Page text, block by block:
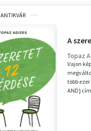
ANTIKVÁR
A
Topaz
Vajon
több
AND}